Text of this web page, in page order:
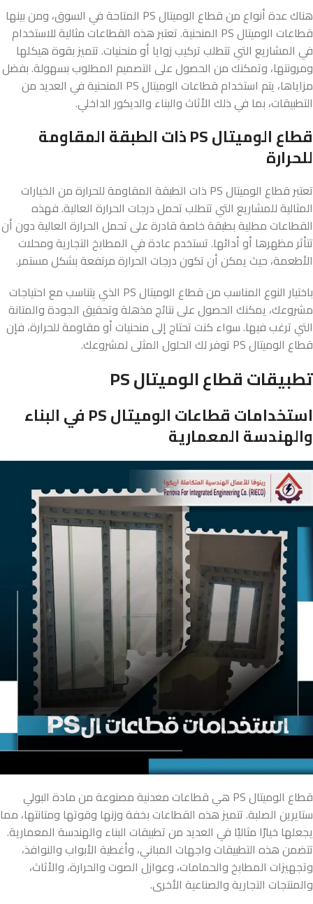
هناك عدة أنواع من قطاع الوميتال PS المتاحة في السوق، ومن بينها
قطاعات الوميتال PS المنحنية. تعتبر هذه القطاعات مثالية للاستخدام
في المشاريع التي تتطلب تركيب زوايا أو منحنيات. تتميز بقوة هيكلها
ومرونتها، وتمكنك من الحصول على التصميم المطلوب بسهولة. بفضل
مزاياها، يتم استخدام قطاعات الوميتال PS المنحنية في العديد من
التطبيقات، بما في ذلك الأثاث والبناء والديكور الداخلي.
قطاع الوميتال PS ذات الطبقة المقاومة
للحرارة
تعتبر قطاع الوميتال PS ذات الطبقة المقاومة للحرارة من الخيارات
المثالية للمشاريع التي تتطلب تحمل درجات الحرارة العالية. فهذه
القطاعات مطلية بطبقة خاصة قادرة على تحمل الحرارة العالية دون أن
تتأثر مظهرها أو أدائها. تستخدم عادة في المطابخ التجارية ومحلات
الأطعمة، حيث يمكن أن تكون درجات الحرارة مرتفعة بشكل مستمر.
باختيار النوع المناسب من قطاع الوميتال PS الذي يتناسب مع احتياجات
مشروعك، يمكنك الحصول على نتائج مذهلة وتحقيق الجودة والمتانة
التي ترغب فيها. سواء كنت تحتاج إلى منحنيات أو مقاومة للحرارة، فإن
قطاع الوميتال PS توفر لك الحلول المثلى لمشروعك.
تطبيقات قطاع الوميتال PS
استخدامات قطاعات الوميتال PS في البناء
والهندسة المعمارية
قطاع الوميتال PS هي قطاعات معدنية مصنوعة من مادة البولي
ستايرين الصلبة. تتميز هذه القطاعات بخفة وزنها وقوتها ومتانتها، مما
يجعلها خيارًا مثاليًا في العديد من تطبيقات البناء والهندسة المعمارية.
تتضمن هذه التطبيقات واجهات المباني، وأغطية الأبواب والنوافذ،
وتجهيزات المطابخ والحمامات، وعوازل الصوت والحرارة، والأثاث،
والمنتجات التجارية والصناعية الأخرى.